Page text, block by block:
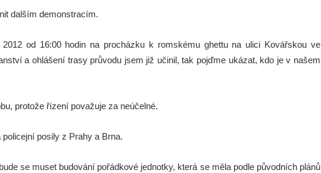
dalším demonstracím.
od 16:00 hodin na procházku k romskému ghettu na ulici Kovářskou ve
a ohlášení trasy průvodu jsem již učinil, tak pojďme ukázat, kdo je v našem
protože řízení považuje za neúčelné.
posily z Prahy a Brna.
se muset budování pořádkové jednotky, která se měla podle původních plánů